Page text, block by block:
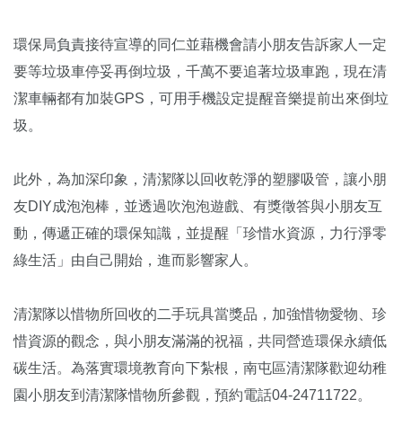
環保局負責接待宣導的同仁並藉機會請小朋友告訴家人一定
要等垃圾車停妥再倒垃圾，千萬不要追著垃圾車跑，現在清
潔車輛都有加裝GPS，可用手機設定提醒音樂提前出來倒垃
圾。
此外，為加深印象，清潔隊以回收乾淨的塑膠吸管，讓小朋
友DIY成泡泡棒，並透過吹泡泡遊戲、有獎徵答與小朋友互
動，傳遞正確的環保知識，並提醒「珍惜水資源，力行淨零
綠生活」由自己開始，進而影響家人。
清潔隊以惜物所回收的二手玩具當獎品，加強惜物愛物、珍
惜資源的觀念，與小朋友滿滿的祝福，共同營造環保永續低
碳生活。為落實環境教育向下紮根，南屯區清潔隊歡迎幼稚
園小朋友到清潔隊惜物所參觀，預約電話04-24711722。